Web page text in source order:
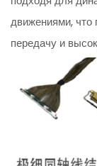
движениями, что
передачу и